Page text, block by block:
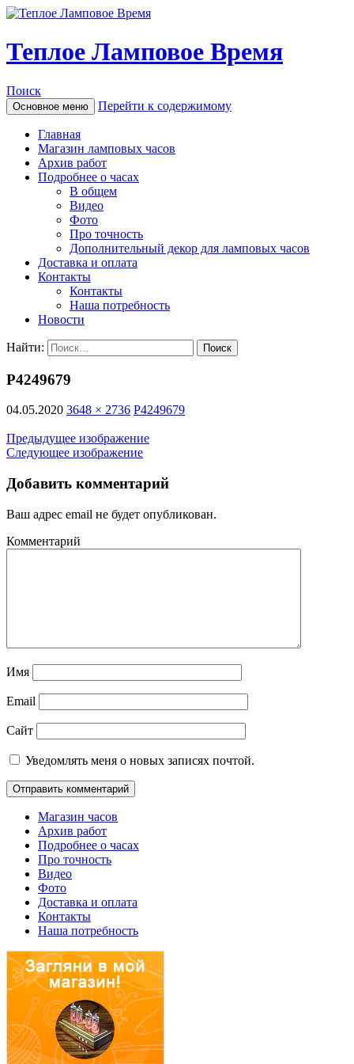
Теплое Ламповое Время
Поиск
Основное меню Перейти к содержимому
Главная
Магазин ламповых часов
Архив работ
Подробнее о часах
В общем
Видео
Фото
Про точность
Дополнительный декор для ламповых часов
Доставка и оплата
Контакты
Контакты
Наша потребность
Новости
Найти:
P4249679
04.05.2020 3648 × 2736 P4249679
Предыдущее изображение
Следующее изображение
Добавить комментарий
Ваш адрес email не будет опубликован.
Комментарий
Имя
Email
Сайт
Уведомлять меня о новых записях почтой.
Магазин часов
Архив работ
Подробнее о часах
Про точность
Видео
Фото
Доставка и оплата
Контакты
Наша потребность